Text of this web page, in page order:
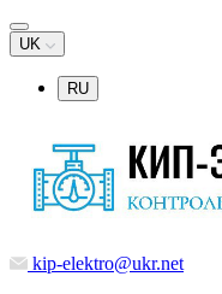
UK
RU
kip-elektro@ukr.net